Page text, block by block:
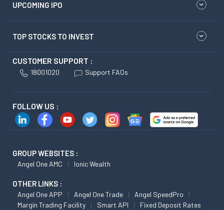
UPCOMING IPO
TOP STOCKS TO INVEST
CUSTOMER SUPPORT :
18001020 Support FAQs
FOLLOW US :
GROUP WEBSITES :
Angel One AMC Ionic Wealth
OTHER LINKS :
Angel One APP Angel One Trade
Angel SpeedPro
Margin Trading Facility
Smart API Fixed Deposit Rates